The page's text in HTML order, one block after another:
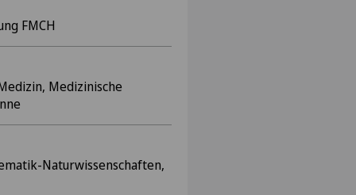
FMCH
Medizinische
Naturwissenschaften,